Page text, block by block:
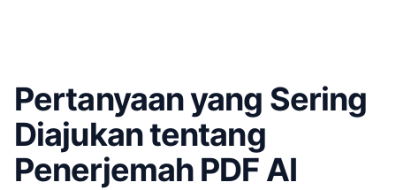
Pertanyaan yang Sering
Diajukan tentang
Penerjemah PDF AI